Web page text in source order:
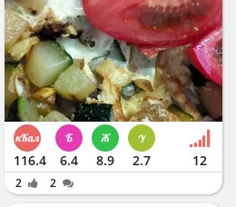
116.4 6.4 8.9 2.7 12
2 2